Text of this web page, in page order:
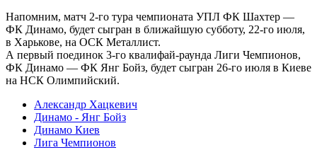
Напомним, матч 2-го тура чемпионата УПЛ ФК Шахтер —
ФК Динамо, будет сыгран в ближайшую субботу, 22-го июля,
в Харькове, на ОСК Металлист.
А первый поединок 3-го квалифай-раунда Лиги Чемпионов,
ФК Динамо — ФК Янг Бойз, будет сыгран 26-го июля в Киеве
на НСК Олимпийский.
Александр Хацкевич
Динамо - Янг Бойз
Динамо Киев
Лига Чемпионов